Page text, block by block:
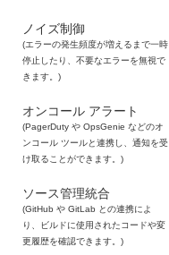
ノイズ制御
(エラーの発生頻度が増えるまで一時
停止したり、不要なエラーを無視で
きます。)
オンコール アラート
(PagerDuty や OpsGenie などのオ
ンコール ツールと連携し、通知を受
け取ることができます。)
ソース管理統合
(GitHub や GitLab との連携によ
り、ビルドに使用されたコードや変
更履歴を確認できます。)